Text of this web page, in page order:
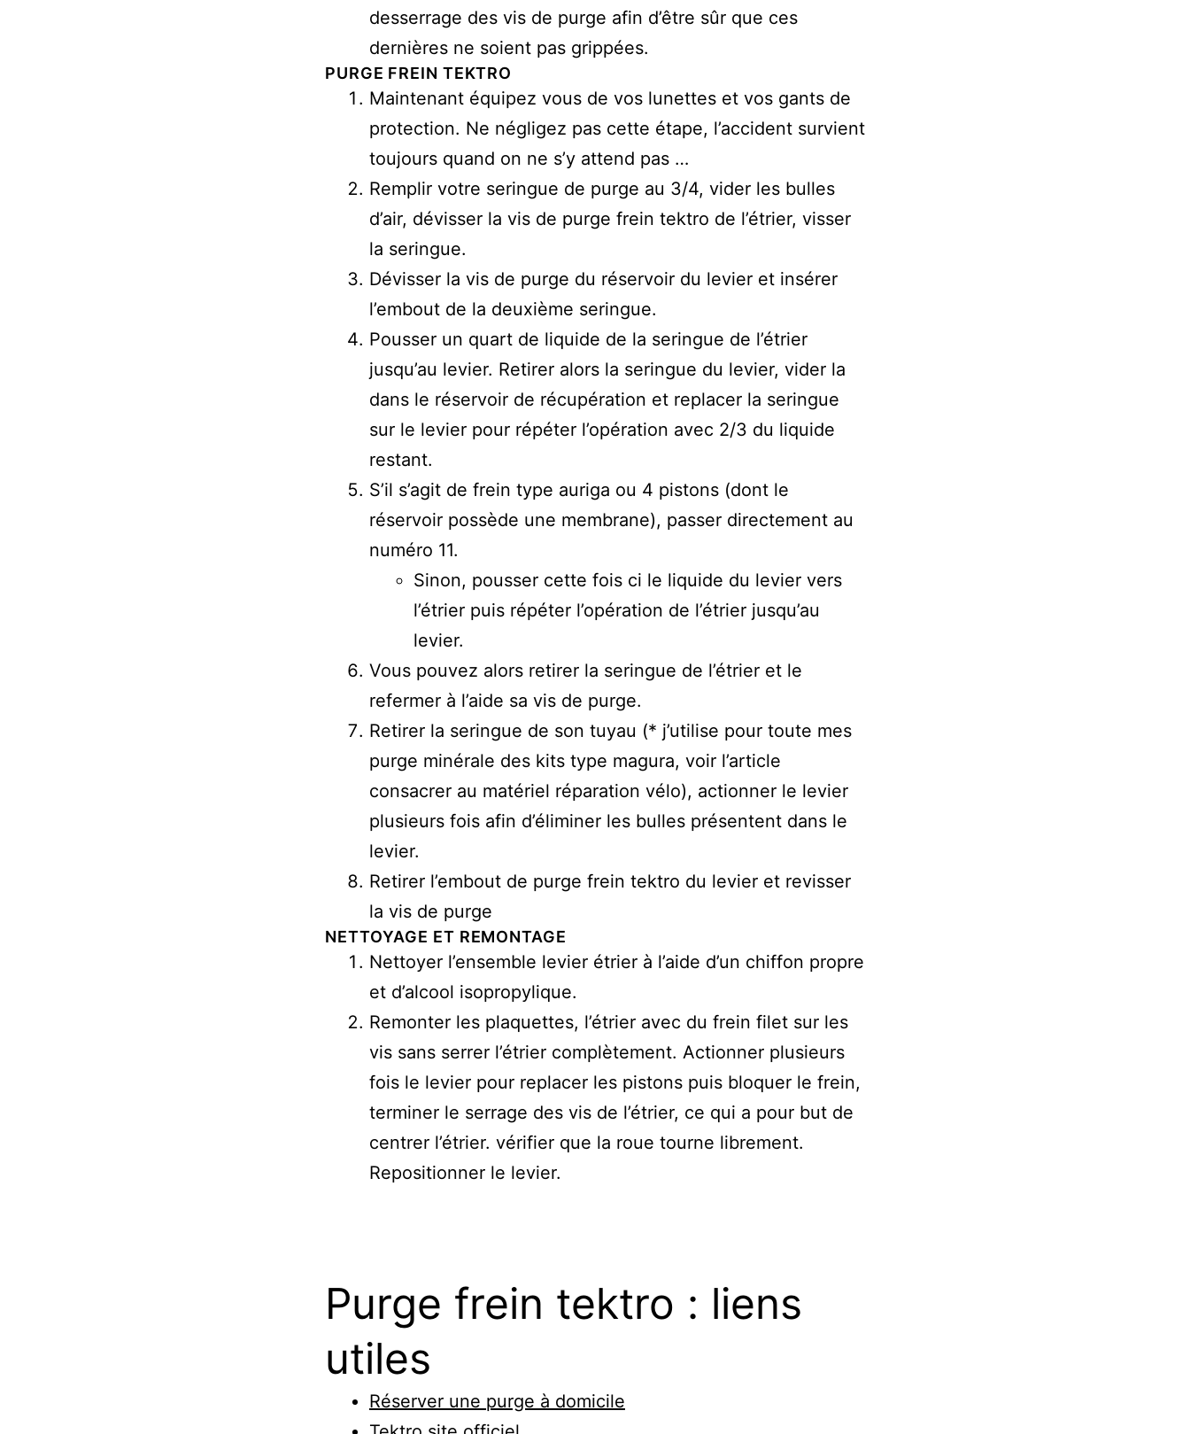
desserrage des vis de purge afin d’être sûr que ces
dernières ne soient pas grippées.
PURGE FREIN TEKTRO
Maintenant équipez vous de vos lunettes et vos gants de
protection. Ne négligez pas cette étape, l’accident survient
toujours quand on ne s’y attend pas …
Remplir votre seringue de purge au 3/4, vider les bulles
d’air, dévisser la vis de purge frein tektro de l’étrier, visser
la seringue.
Dévisser la vis de purge du réservoir du levier et insérer
l’embout de la deuxième seringue.
Pousser un quart de liquide de la seringue de l’étrier
jusqu’au levier. Retirer alors la seringue du levier, vider la
dans le réservoir de récupération et replacer la seringue
sur le levier pour répéter l’opération avec 2/3 du liquide
restant.
S’il s’agit de frein type auriga ou 4 pistons (dont le
réservoir possède une membrane), passer directement au
numéro 11.
Sinon, pousser cette fois ci le liquide du levier vers
l’étrier puis répéter l’opération de l’étrier jusqu’au
levier.
Vous pouvez alors retirer la seringue de l’étrier et le
refermer à l’aide sa vis de purge.
Retirer la seringue de son tuyau (* j’utilise pour toute mes
purge minérale des kits type magura, voir l’article
consacrer au matériel réparation vélo), actionner le levier
plusieurs fois afin d’éliminer les bulles présentent dans le
levier.
Retirer l’embout de purge frein tektro du levier et revisser
la vis de purge
NETTOYAGE ET REMONTAGE
Nettoyer l’ensemble levier étrier à l’aide d’un chiffon propre
et d’alcool isopropylique.
Remonter les plaquettes, l’étrier avec du frein filet sur les
vis sans serrer l’étrier complètement. Actionner plusieurs
fois le levier pour replacer les pistons puis bloquer le frein,
terminer le serrage des vis de l’étrier, ce qui a pour but de
centrer l’étrier. vérifier que la roue tourne librement.
Repositionner le levier.
Purge frein tektro : liens
utiles
Réserver une purge à domicile